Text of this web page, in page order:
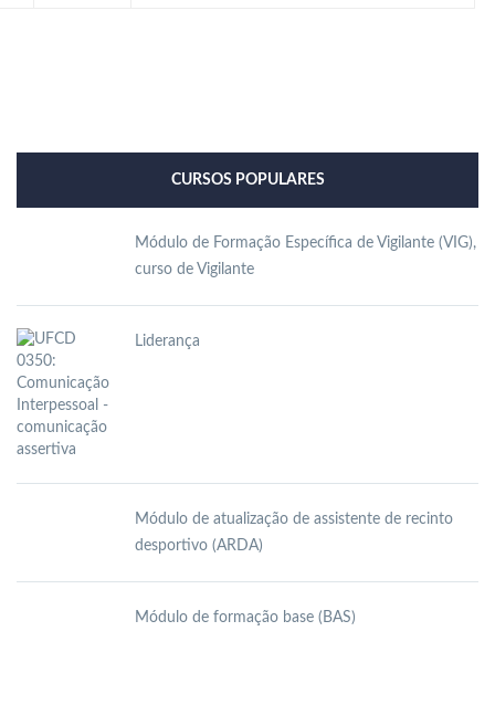
CURSOS POPULARES
Módulo de Formação Específica de Vigilante (VIG),
curso de Vigilante
Liderança
Módulo de atualização de assistente de recinto
desportivo (ARDA)
Módulo de formação base (BAS)